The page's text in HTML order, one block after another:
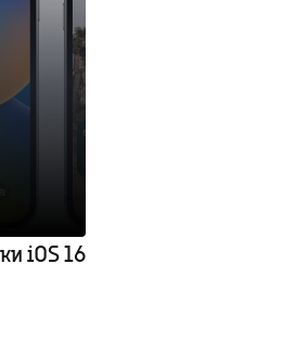
iOS 16